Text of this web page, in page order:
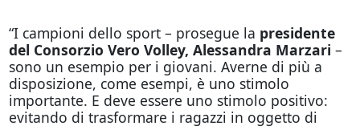
“I campioni dello sport – prosegue la presidente
del Consorzio Vero Volley, Alessandra Marzari –
sono un esempio per i giovani. Averne di più a
disposizione, come esempi, è uno stimolo
importante. E deve essere uno stimolo positivo:
evitando di trasformare i ragazzi in oggetto di